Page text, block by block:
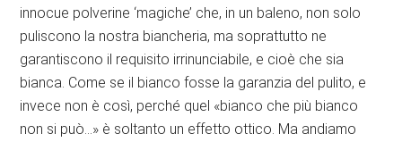
innocue polverine ‘magiche’ che, in un baleno, non solo
puliscono la nostra biancheria, ma soprattutto ne
garantiscono il requisito irrinunciabile, e cioè che sia
bianca. Come se il bianco fosse la garanzia del pulito, e
invece non è così, perché quel «bianco che più bianco
non si può…» è soltanto un effetto ottico. Ma andiamo